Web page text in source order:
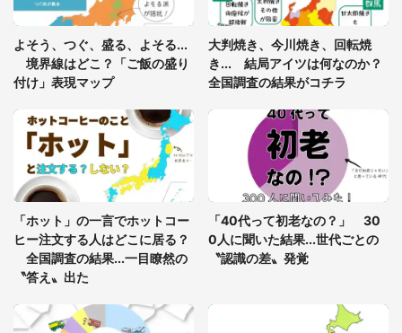
座布団だろ」「食パンの耳」と1.4万人困惑
っ暗な道で遭難状態。なんとか見つけた民家に助け
を求めると、住人の男性が...」
「孫にあげると思って、あなたにこれをあげる」
真夏の山道で見知らぬお婆さんに握らされたもの
（山口県・30代女性）
よそう、つぐ、盛る、よそる...
境界線はどこ？「ご飯の盛り
付け」表現マップ
大判焼き、今川焼き、回転焼
き... 結局アイツは何なのか？
全国調査の結果がコチラ
「ホット」の一言でホットコー
ヒー注文する人はどこに居る？
全国調査の結果...一目瞭然の
〝答え〟出た
「40代って初老なの？」 30
0人に聞いた結果...世代ごとの
〝認識の差〟発覚